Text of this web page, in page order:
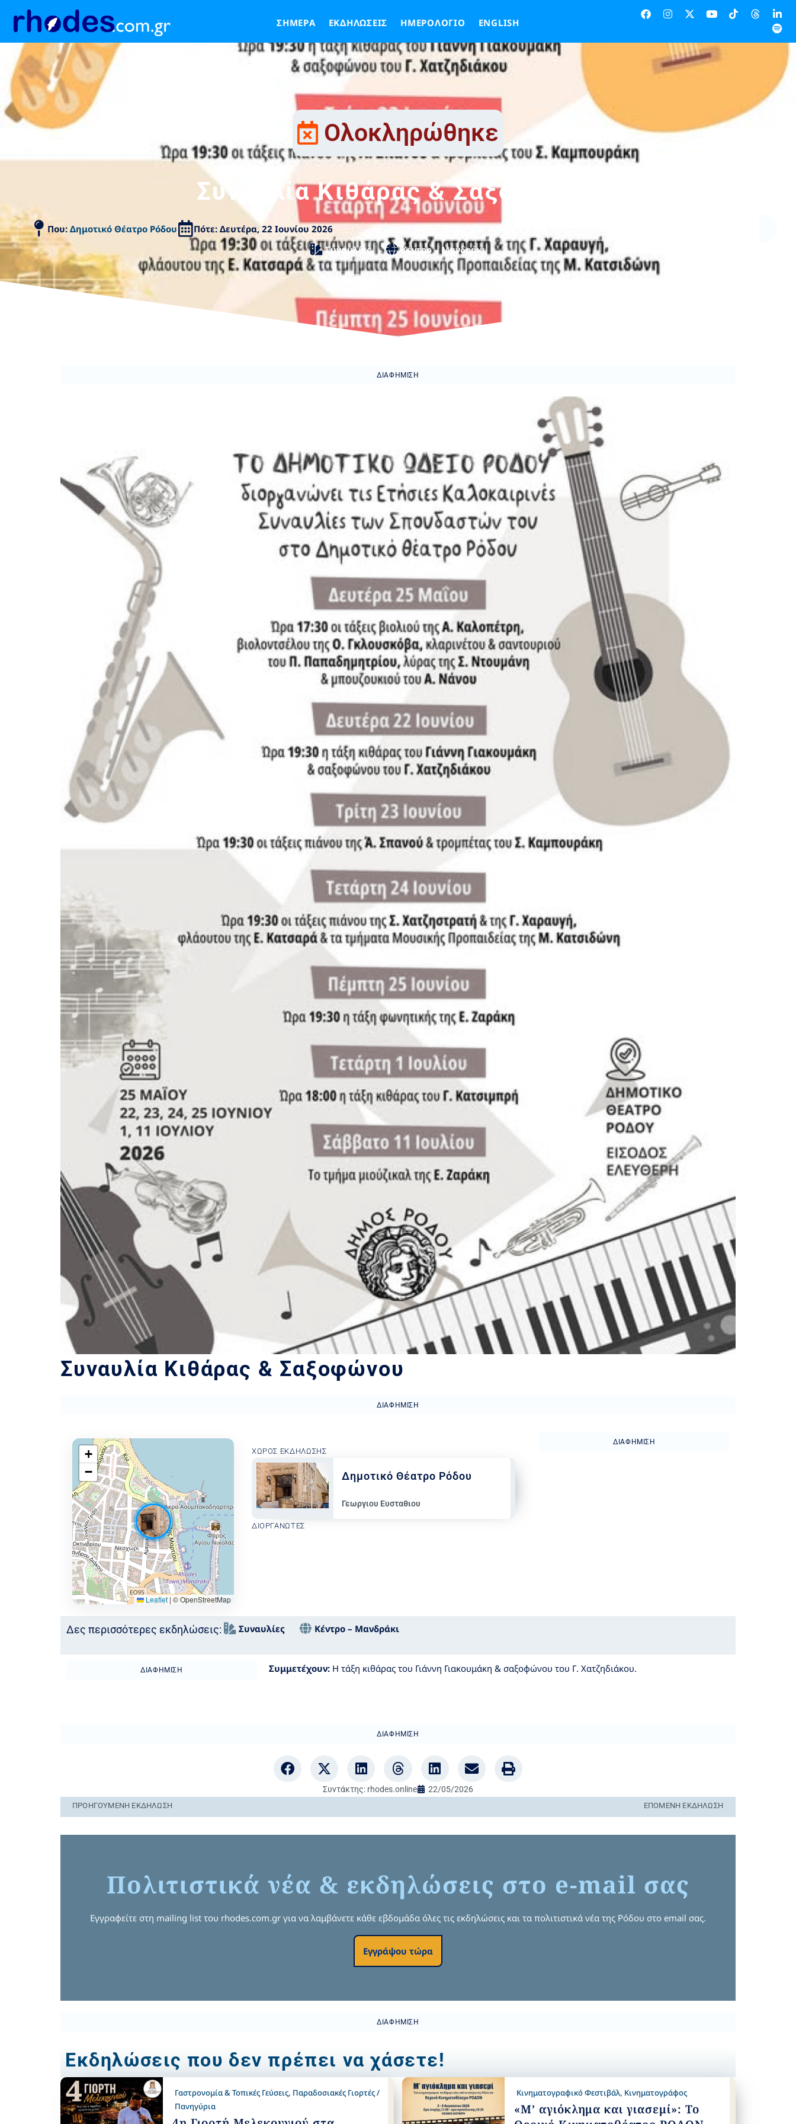
ΣΉΜΕΡΑ ΕΚΔΗΛΏΣΕΙΣ ΗΜΕΡΟΛΌΓΙΟ ENGLISH
Ολοκληρώθηκε
Συναυλία Κιθάρας & Σαξοφώνου
Που: Δημοτικό Θέατρο Ρόδου
Πότε: Δευτέρα, 22 Ιουνίου 2026
Συναυλίες
Κέντρο – Μανδράκι
ΔΙΑΦΉΜΙΣΗ
Συναυλία Κιθάρας & Σαξοφώνου
ΔΙΑΦΉΜΙΣΗ
+
−
Leaflet |© OpenStreetMap
ΧΏΡΟΣ ΕΚΔΉΛΩΣΗΣ
Δημοτικό Θέατρο Ρόδου
Γεωργιου Ευσταθιου
ΔΙΟΡΓΑΝΩΤΈΣ
ΔΙΑΦΉΜΙΣΗ
Δες περισσότερες εκδηλώσεις: Συναυλίες Κέντρο – Μανδράκι
ΔΙΑΦΉΜΙΣΗ Συμμετέχουν: Η τάξη κιθάρας του Γιάννη Γιακουμάκη & σαξοφώνου του Γ. Χατζηδιάκου.
ΔΙΑΦΉΜΙΣΗ
Συντάκτης: rhodes.online 22/05/2026
ΠΡΟΗΓΟΎΜΕΝΗ ΕΚΔΉΛΩΣΗ ΕΠΌΜΕΝΗ ΕΚΔΉΛΩΣΗ
Πολιτιστικά νέα & εκδηλώσεις στο e-mail σας
Εγγραφείτε στη mailing list του rhodes.com.gr για να λαμβάνετε κάθε εβδομάδα όλες τις εκδηλώσεις και τα πολιτιστικά νέα της Ρόδου στο email σας.
Εγγράψου τώρα
ΔΙΑΦΉΜΙΣΗ
Εκδηλώσεις που δεν πρέπει να χάσετε!
Γαστρονομία & Τοπικές Γεύσεις, Παραδοσιακές Γιορτές /
Πανηγύρια
Κινηματογραφικό Φεστιβάλ, Κινηματογράφος
«Μ’ αγιόκλημα και γιασεμί»: Το